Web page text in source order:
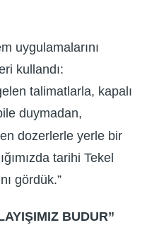
uygulamalarını
kullandı:
talimatlarla, kapalı
duymadan,
dozerlerle yerle bir
tarihi Tekel
gördük.”
BUDUR”